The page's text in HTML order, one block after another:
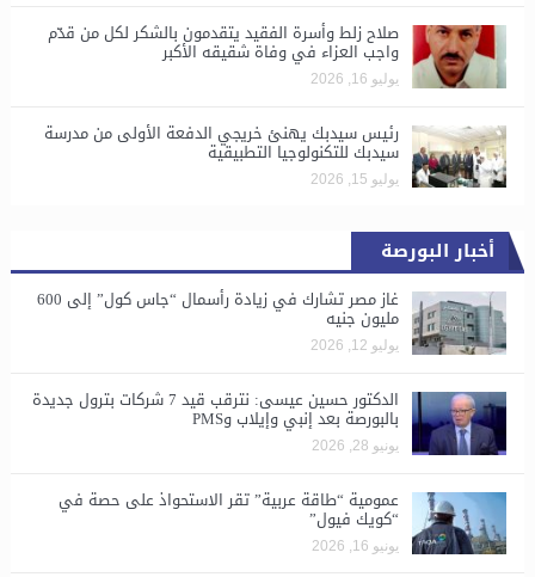
صلاح زلط وأسرة الفقيد يتقدمون بالشكر لكل من قدّم
واجب العزاء في وفاة شقيقه الأكبر
يوليو 16, 2026
رئيس سيدبك يهنئ خريجي الدفعة الأولى من مدرسة
سيدبك للتكنولوجيا التطبيقية
يوليو 15, 2026
أخبار البورصة
غاز مصر تشارك في زيادة رأسمال “جاس كول” إلى 600
مليون جنيه
يوليو 12, 2026
الدكتور حسين عيسى: نترقب قيد 7 شركات بترول جديدة
بالبورصة بعد إنبي وإيلاب وPMS
يونيو 28, 2026
​عمومية “طاقة عربية” تقر الاستحواذ على حصة في
“كويك فيول”
يونيو 16, 2026